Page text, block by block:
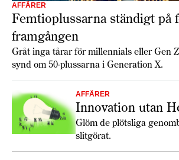
AFFÄRER
Femtioplussarna ständigt på
framgången
Gråt inga tårar för millennials eller Gen
synd om 50-plussarna i Generation X.
AFFÄRER
Innovation utan
Glöm de plötsliga
slitgörat.